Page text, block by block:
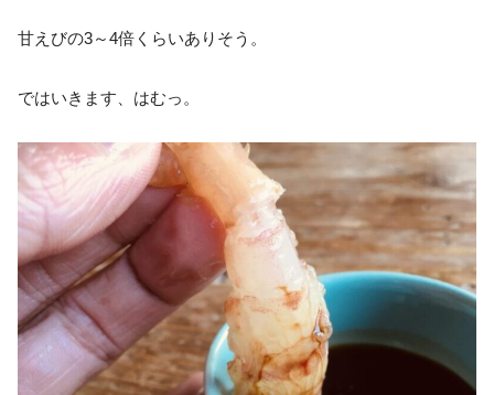
甘えびの3～4倍くらいありそう。
ではいきます、はむっ。